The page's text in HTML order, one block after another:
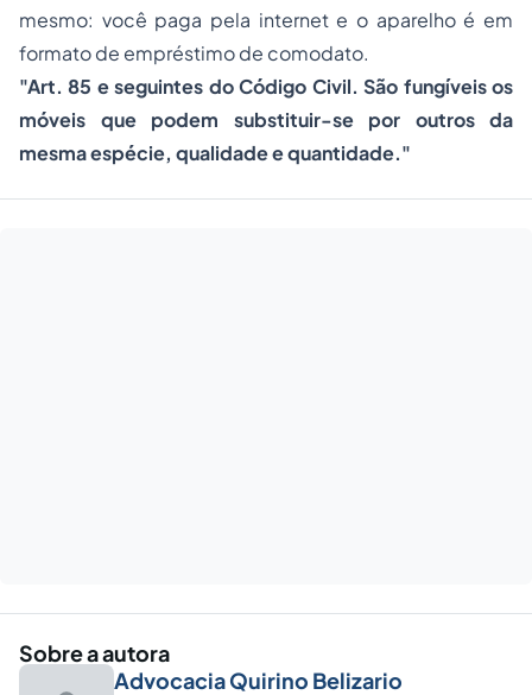
mesmo: você paga pela internet e o aparelho é em
formato de empréstimo de comodato.
"Art. 85 e seguintes do Código Civil. São fungíveis os
móveis que podem substituir-se por outros da
mesma espécie, qualidade e quantidade."
Sobre a autora
Advocacia Quirino Belizario